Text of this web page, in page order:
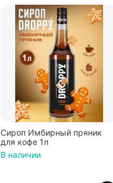
Вафли
карамельной
по 36 г ТМ Яшкино
В наличии